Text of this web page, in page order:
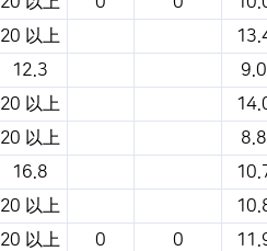
20 以上
12.3
9.0
20 以上
20 以上
8.8
16.8
20 以上
20 以上 0 0